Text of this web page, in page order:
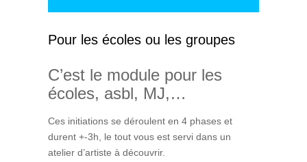
Pour les écoles ou les groupes
C’est le module pour les
écoles, asbl, MJ,…
Ces initiations se déroulent en 4 phases et
durent +-3h, le tout vous est servi dans un
atelier d’artiste à découvrir.